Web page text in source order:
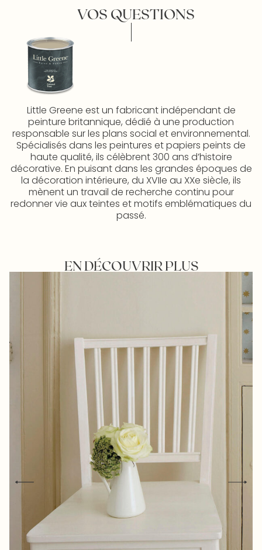
VOS QUESTIONS
Little Greene est un fabricant indépendant de
peinture britannique, dédié à une production
responsable sur les plans social et environnemental.
Spécialisés dans les peintures et papiers peints de
haute qualité, ils célèbrent 300 ans d’histoire
décorative. En puisant dans les grandes époques de
la décoration intérieure, du XVIIe au XXe siècle, ils
mènent un travail de recherche continu pour
redonner vie aux teintes et motifs emblématiques du
passé.
EN DÉCOUVRIR PLUS